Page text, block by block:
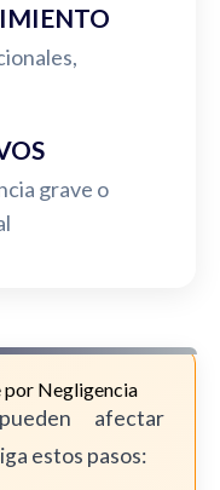
grave o
por Negligencia
afectar
estos pasos: